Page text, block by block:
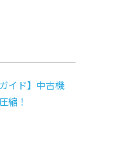
イド】中古機
縮！